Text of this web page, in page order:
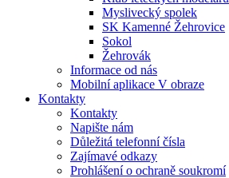
Myslivecký spolek
SK Kamenné Žehrovice
Sokol
Žehrovák
Informace od nás
Mobilní aplikace V obraze
Kontakty
Kontakty
Napište nám
Důležitá telefonní čísla
Zajímavé odkazy
Prohlášení o ochraně soukromí